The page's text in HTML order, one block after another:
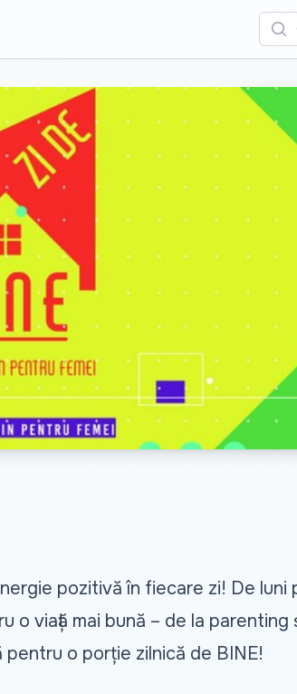
pozitivă în fiecare zi! De luni
viață mai bună – de la parenting
o porție zilnică de BINE!